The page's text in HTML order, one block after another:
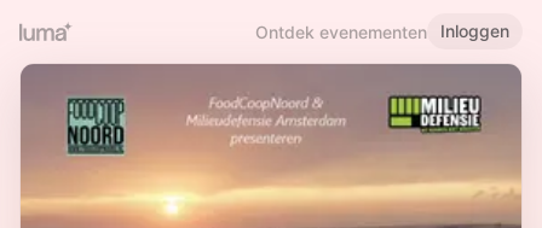
Ontdek evenementen Inloggen